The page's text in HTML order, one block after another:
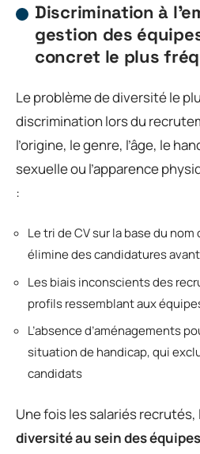
Discrimination à
gestion des
concret le plus
Le problème de diversité le
discrimination lors du
l’origine, le genre, l’âge, le
sexuelle ou l’apparence
:
Le tri de CV sur la base du nom
élimine des candidatures
Les biais inconscients des
profils ressemblant aux
L’absence d’aménagements
situation de handicap, qui
candidats
Une fois les salariés recrutés,
diversité au sein des